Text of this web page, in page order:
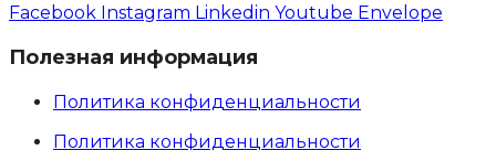
Facebook Instagram Linkedin Youtube Envelope
Полезная информация
Политика конфиденциальности
Политика конфиденциальности